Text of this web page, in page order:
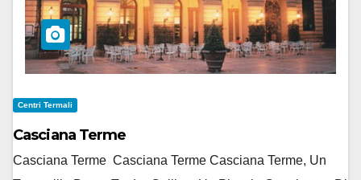
Centri Termali
Casciana Terme
Casciana Terme Casciana Terme Casciana Terme, Un